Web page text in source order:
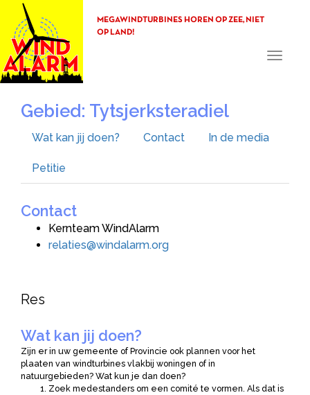
MEGAWINDTURBINES HOREN OP ZEE, NIET
OP LAND!
Toggle
Gebied: Tytsjerksteradiel
Wat kan jij doen? Contact In de media
Petitie
Contact
Kernteam WindAlarm
relaties@windalarm.org
Res
Wat kan jij doen?
Zijn er in uw gemeente of Provincie ook plannen voor het
plaaten van windturbines vlakbij woningen of in
natuurgebieden? Wat kun je dan doen?
Zoek medestanders om een comité te vormen. Als dat is